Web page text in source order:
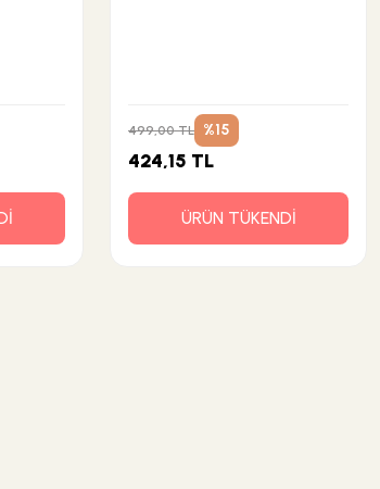
499,00 TL %15
424,15 TL
ÜRÜN TÜKENDİ